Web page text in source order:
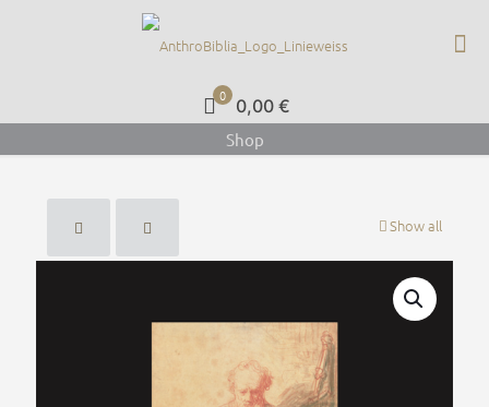
0 0,00 €
Shop
Show all